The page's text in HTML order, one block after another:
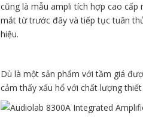
cũng là mẫu ampli tích hợp cao
mắt từ trước đây và tiếp tục tuân
hiệu.
Dù là một sản phẩm với tầm giá
cảm thấy xấu hổ với chất lượng